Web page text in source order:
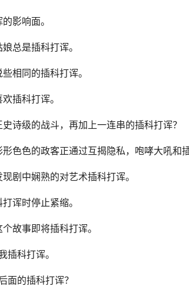
影响面。
总是插科打诨。
相同的插科打诨。
插科打诨。
诗级的战斗，再加上一连串的插科打诨？
色色的政客正通过互揭隐私，咆哮大吼和
剧中娴熟的对艺术插科打诨。
诨时停止紧缩。
故事即将插科打诨。
插科打诨。
面的插科打诨？